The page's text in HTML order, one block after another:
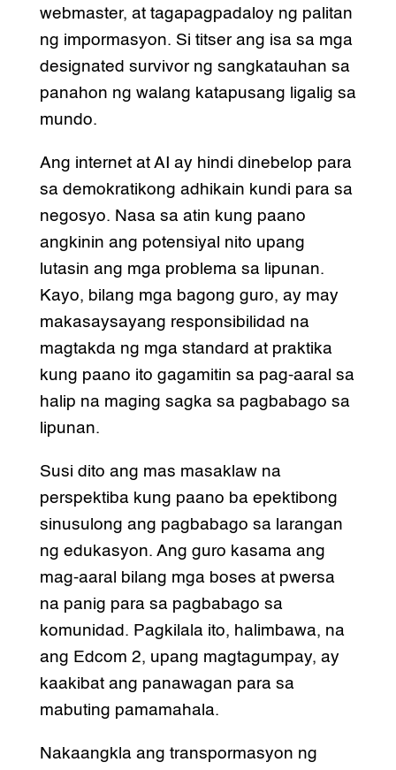
webmaster, at tagapagpadaloy ng palitan
ng impormasyon. Si titser ang isa sa mga
designated survivor ng sangkatauhan sa
panahon ng walang katapusang ligalig sa
mundo.
Ang internet at AI ay hindi dinebelop para
sa demokratikong adhikain kundi para sa
negosyo. Nasa sa atin kung paano
angkinin ang potensiyal nito upang
lutasin ang mga problema sa lipunan.
Kayo, bilang mga bagong guro, ay may
makasaysayang responsibilidad na
magtakda ng mga standard at praktika
kung paano ito gagamitin sa pag-aaral sa
halip na maging sagka sa pagbabago sa
lipunan.
Susi dito ang mas masaklaw na
perspektiba kung paano ba epektibong
sinusulong ang pagbabago sa larangan
ng edukasyon. Ang guro kasama ang
mag-aaral bilang mga boses at pwersa
na panig para sa pagbabago sa
komunidad. Pagkilala ito, halimbawa, na
ang Edcom 2, upang magtagumpay, ay
kaakibat ang panawagan para sa
mabuting pamamahala.
Nakaangkla ang transpormasyon ng